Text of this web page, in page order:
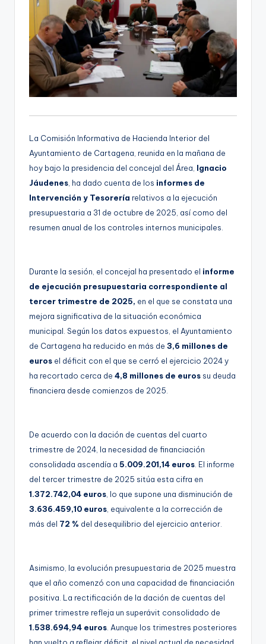
La Comisión Informativa de Hacienda Interior del
Ayuntamiento de Cartagena, reunida en la mañana de
hoy bajo la presidencia del concejal del Área, Ignacio
Jáudenes, ha dado cuenta de los informes de
Intervención y Tesorería relativos a la ejecución
presupuestaria a 31 de octubre de 2025, así como del
resumen anual de los controles internos municipales.
Durante la sesión, el concejal ha presentado el informe
de ejecución presupuestaria correspondiente al
tercer trimestre de 2025, en el que se constata una
mejora significativa de la situación económica
municipal. Según los datos expuestos, el Ayuntamiento
de Cartagena ha reducido en más de 3,6 millones de
euros el déficit con el que se cerró el ejercicio 2024 y
ha recortado cerca de 4,8 millones de euros su deuda
financiera desde comienzos de 2025.
De acuerdo con la dación de cuentas del cuarto
trimestre de 2024, la necesidad de financiación
consolidada ascendía a 5.009.201,14 euros. El informe
del tercer trimestre de 2025 sitúa esta cifra en
1.372.742,04 euros, lo que supone una disminución de
3.636.459,10 euros, equivalente a la corrección de
más del 72 % del desequilibrio del ejercicio anterior.
Asimismo, la evolución presupuestaria de 2025 muestra
que el año comenzó con una capacidad de financiación
positiva. La rectificación de la dación de cuentas del
primer trimestre refleja un superávit consolidado de
1.538.694,94 euros. Aunque los trimestres posteriores